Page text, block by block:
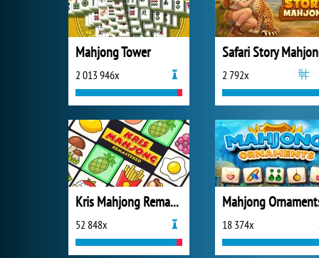
Mahjong Tower
2 013 946x
Safari Story
2 792x
Kris Mahjong Remastered
52 848x
Mahjong
18 374x